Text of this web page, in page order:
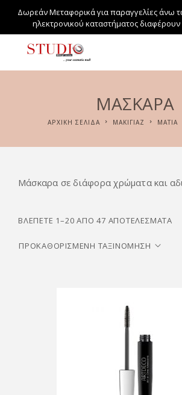
Δωρεάν Μεταφορικά για παραγγελίες άνω
ηλεκτρονικού καταστήματος
ΜΆΣΚΑΡΑ
ΑΡΧΙΚΉ ΣΕΛΊΔΑ ΜΑΚΙΓΙΆΖ ΜΆΤΙΑ
Μάσκαρα σε διάφορα χρώματα και
ΒΛΈΠΕΤΕ 1–20 ΑΠΌ 47 ΑΠΟΤΕΛΈΣΜΑΤΑ